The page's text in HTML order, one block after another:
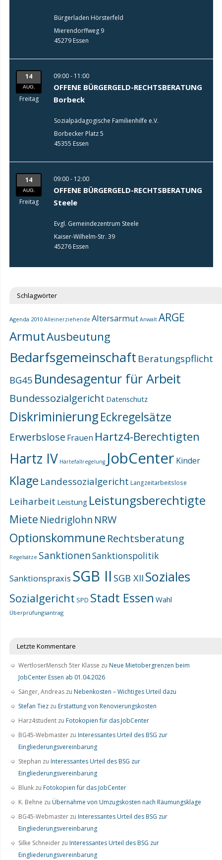
Bürgerladen Hörsterfeld
Mierendorffweg 9
45279 Essen
14
AUG.
Freitag
09:00 - 11:00
OFFENE BÜRGERGELD-RECHTSBERATUNG
Borbeck
Sozialpädagogische Familienhilfe e.V.
Borbecker Platz 5
45355 Essen
14
AUG.
Freitag
09:00 - 12:00
OFFENE BÜRGERGELD-RECHTSBERATUNG
Steele
Evgl. Gemeindezentrum Steele
Kaiser-Wilhelm-Str. 39
45276 Essen
Schlagwörter
Agenda 2010 Alleinerziehende Altersarmut Anwalt ARGE
ArmutAusbeutung
Bedarfsgemeinschaft Beratungspflicht
BG45 Bundesagentur für Arbeit
Bundessozialgericht Datenschutz
DiskriminierungEckregelsätze
Erwerbslose Frauen Hartz4-Berechtigten
Hartz IV Härtefallregelung JobCenter Kinder
Klage Landessozialgericht Langzeitarbeitslose
Leiharbeit Leistung Leistungsberechtigte
Miete Niedriglohn NRW
Optionskommune Rechtsberatung
Regelsätze SanktionenSanktionspolitik
Sanktionspraxis SGB II SGB XII Soziales
Sozialgericht SPD Stadt Essen Wahl
Überprüfungsantrag
Letzte Kommentare
WertloserMensch 5ter Klasse zu Neue Mietobergrenzen beim
JobCenter Essen ab 01.04.2026
Sänger, Andreas zu Nebenkosten – Wichtiges Urteil dazu
Stefan Tiez zu Erstattung von Renovierungskosten
Harz4student zu Fotokopien für das JobCenter
BG45-Webmaster zu Interessantes Urteil des BSG zur
Eingliederungsvereinbarung
Stephan zu Interessantes Urteil des BSG zur
Eingliederungsvereinbarung
Blunk zu Fotokopien für das JobCenter
K. Behne zu Übernahme von Umzugskosten nach Räumungsklage
BG45-Webmaster zu Interessantes Urteil des BSG zur
Eingliederungsvereinbarung
Silke Schneider zu Interessantes Urteil des BSG zur
Eingliederungsvereinbarung